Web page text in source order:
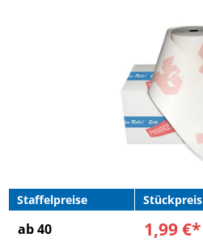
Staffelpreise Stückpreis
ab 40
1,99 €*